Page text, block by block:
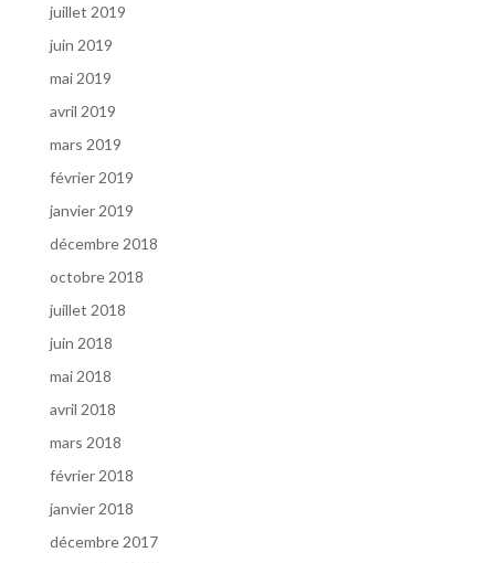
juillet 2019
juin 2019
mai 2019
avril 2019
mars 2019
février 2019
janvier 2019
décembre 2018
octobre 2018
juillet 2018
juin 2018
mai 2018
avril 2018
mars 2018
février 2018
janvier 2018
décembre 2017